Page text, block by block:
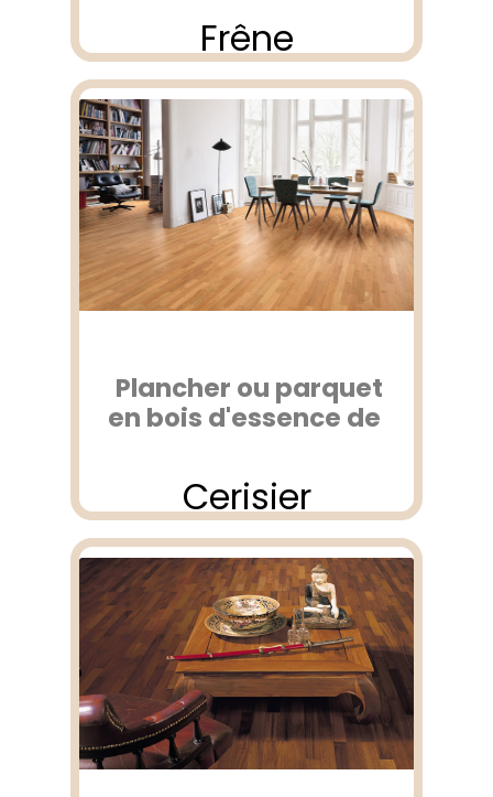
Frêne
Plancher ou parquet
en bois d'essence de
Cerisier